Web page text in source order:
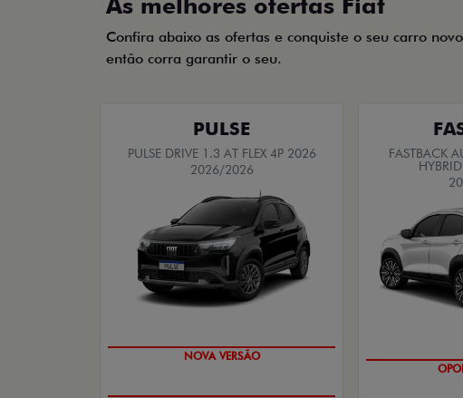
As melhores ofertas Fiat
Confira abaixo as ofertas e conquiste o seu carro
então corra garantir o seu.
PULSE
PULSE DRIVE 1.3 AT FLEX 4P 2026
2026/2026
PREÇO IMPERDÍVEL
FASTBACK